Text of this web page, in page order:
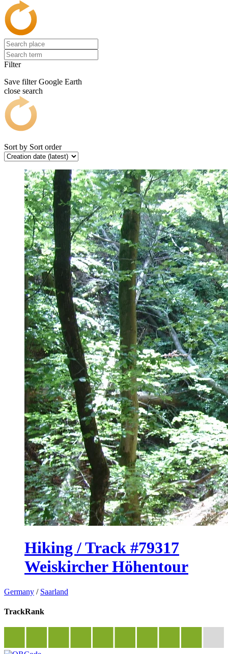
Filter
Save filter Google Earth
close search
Sort by Sort order
Hiking / Track #79317
Weiskircher Höhentour
Germany / Saarland
TrackRank